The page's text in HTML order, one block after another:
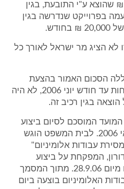
ישראל סך של 140,000 ₪ שהוצא ע"י התובעת, בגין
בפרוייקט שנדרשה בגין
לא הציג מר ישראל לאורך כל
הסכום האמור בהצעת
המחיר, ומכאן שלכל הפחות עד חודש יוני 2006, לא היה
בגין רכיב זה.
המוסכם לסיום ביצוע
העבודות היה בחודש מאי 2006. לבית המשפט הוגש
עבודות אלומיניום"
המפקחת על ביצוע
העבודות, ומסמך זה הינו מיום 28.9.06. מתוך המסמך
האלומיניום בוצעה ביום